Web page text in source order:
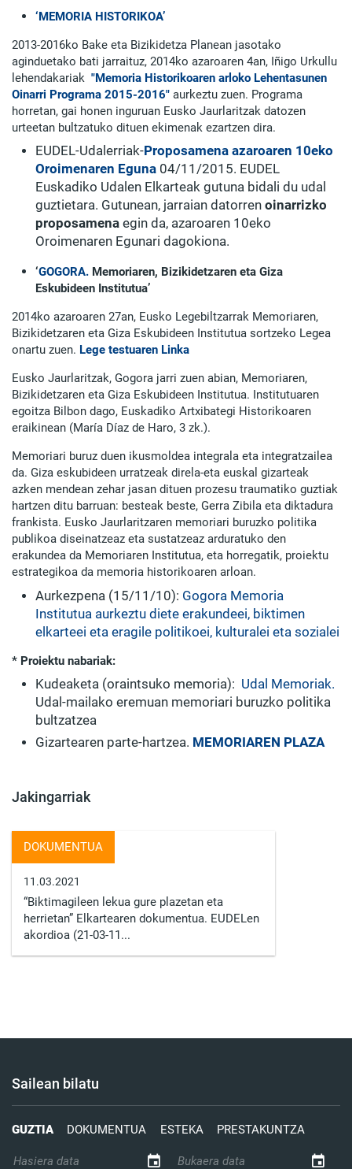
‘MEMORIA HISTORIKOA’
2013-2016ko Bake eta Bizikidetza Planean jasotako
aginduetako bati jarraituz, 2014ko azaroaren 4an, Iñigo Urkullu
lehendakariak "Memoria Historikoaren arloko Lehentasunen
Oinarri Programa 2015-2016" aurkeztu zuen. Programa
horretan, gai honen inguruan Eusko Jaurlaritzak datozen
urteetan bultzatuko dituen ekimenak ezartzen dira.
EUDEL-Udalerriak-Proposamena azaroaren 10eko
Oroimenaren Eguna 04/11/2015. EUDEL
Euskadiko Udalen Elkarteak gutuna bidali du udal
guztietara. Gutunean, jarraian datorren oinarrizko
proposamena egin da, azaroaren 10eko
Oroimenaren Egunari dagokiona.
‘GOGORA. Memoriaren, Bizikidetzaren eta Giza
Eskubideen Institutua’
2014ko azaroaren 27an, Eusko Legebiltzarrak Memoriaren,
Bizikidetzaren eta Giza Eskubideen Institutua sortzeko Legea
onartu zuen. Lege testuaren Linka
Eusko Jaurlaritzak, Gogora jarri zuen abian, Memoriaren,
Bizikidetzaren eta Giza Eskubideen Institutua. Institutuaren
egoitza Bilbon dago, Euskadiko Artxibategi Historikoaren
eraikinean (María Díaz de Haro, 3 zk.).
Memoriari buruz duen ikusmoldea integrala eta integratzailea
da. Giza eskubideen urratzeak direla-eta euskal gizarteak
azken mendean zehar jasan dituen prozesu traumatiko guztiak
hartzen ditu barruan: besteak beste, Gerra Zibila eta diktadura
frankista. Eusko Jaurlaritzaren memoriari buruzko politika
publikoa diseinatzeaz eta sustatzeaz arduratuko den
erakundea da Memoriaren Institutua, eta horregatik, proiektu
estrategikoa da memoria historikoaren arloan.
Aurkezpena (15/11/10): Gogora Memoria
Institutua aurkeztu diete erakundeei, biktimen
elkarteei eta eragile politikoei, kulturalei eta sozialei
* Proiektu nabariak:
Kudeaketa (oraintsuko memoria): Udal Memoriak.
Udal-mailako eremuan memoriari buruzko politika
bultzatzea
Gizartearen parte-hartzea. MEMORIAREN PLAZA
Jakingarriak
DOKUMENTUA
11.03.2021
“Biktimagileen lekua gure plazetan eta
herrietan” Elkartearen dokumentua. EUDELen
akordioa (21-03-11...
Sailean bilatu
GUZTIA DOKUMENTUA ESTEKA PRESTAKUNTZA